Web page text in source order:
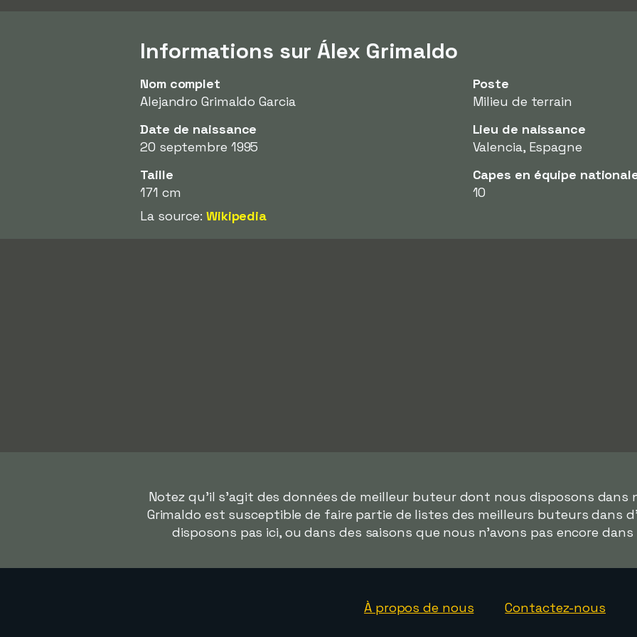
Informations sur Álex Grimaldo
Nom complet
Alejandro Grimaldo Garcia
Poste
Milieu de terrain
Date de naissance
20 septembre 1995
Lieu de naissance
Valencia, Espagne
Taille
171 cm
Capes en équipe
10
La source: Wikipedia
Notez qu'il s'agit des données de meilleur buteur dont nous disposons dans
Grimaldo est susceptible de faire partie de listes des meilleurs buteurs dans
disposons pas ici, ou dans des saisons que nous n'avons pas encore
À propos de nous Contactez-nous